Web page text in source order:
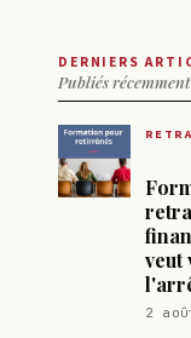
DERNIERS
Publiés récemment
veut
2